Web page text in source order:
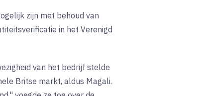
zijn met behoud van
in het Verenigd
van het bedrijf stelde
Britse markt, aldus Magali.